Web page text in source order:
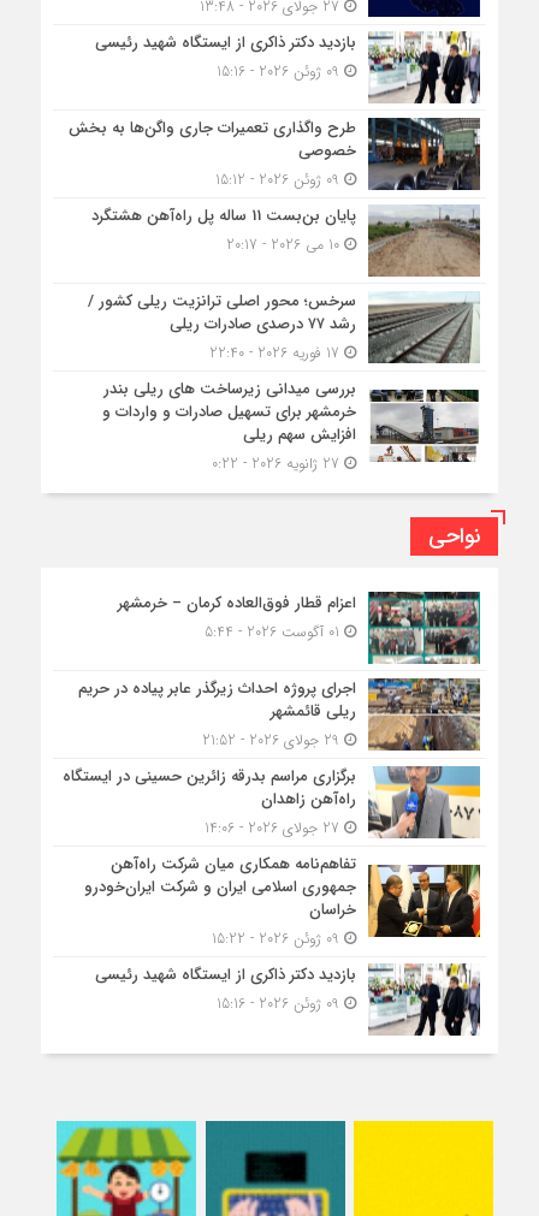
بازدید دکتر ذاکری از ایستگاه شهید رئیسی
طرح واگذاری تعمیرات جاری واگن‌ها به بخش
خصوصی
پایان بن‌بست 11 ساله پل راه‌آهن هشتگرد
10 می 2026 - 20:17
سرخس؛ محور اصلی ترانزیت ریلی کشور /
رشد ۷۷ درصدی صادرات ریلی
بررسی میدانی زیرساخت های ریلی بندر
خرمشهر برای تسهیل صادرات و واردات و
افزایش سهم ریلی
نواحی
اعزام قطار فوق‌العاده کرمان – خرمشهر
اجرای پروژه احداث زیرگذر عابر پیاده در حریم
ریلی قائمشهر
برگزاری مراسم بدرقه زائرین حسینی در ایستگاه
راه‌آهن زاهدان
تفاهم‌نامه همکاری میان شرکت راه‌آهن
جمهوری اسلامی ایران و شرکت ایران‌خودرو
خراسان
بازدید دکتر ذاکری از ایستگاه شهید رئیسی